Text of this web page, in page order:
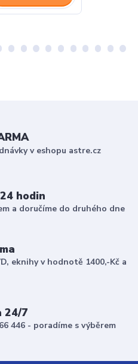
v eshopu astre.cz
hodin
a doručíme do druhého dne
eknihy v hodnotě 1400,-Kč a
24/7
446 - poradíme s výběrem